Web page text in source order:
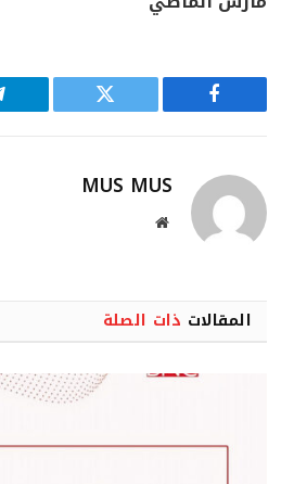
فيسبوك تويتر
MUS MUS
موقع
المقالات ذات الصلة